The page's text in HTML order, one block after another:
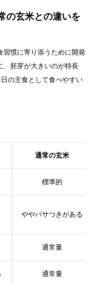
の玄米との違いを
習慣に寄り添うために開発
、胚芽が大きいのが特長
の主食として食べやすい
通常の玄米
標準的
ややパサつきがある
通常量
通常量